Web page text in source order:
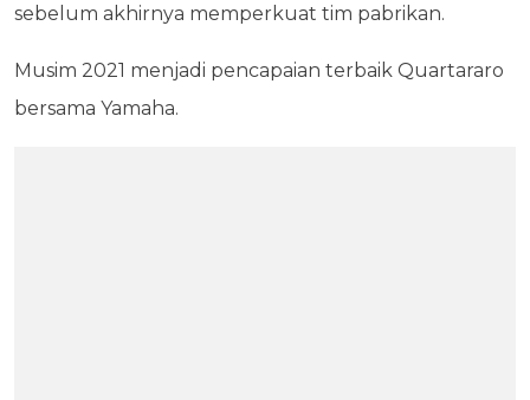
sebelum akhirnya memperkuat tim pabrikan.
Musim 2021 menjadi pencapaian terbaik Quartararo
bersama Yamaha.